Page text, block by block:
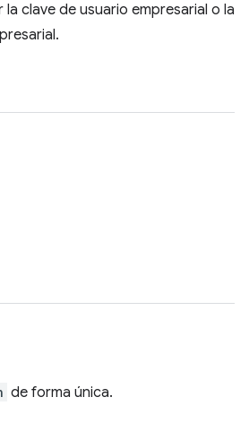
la clave de usuario empresarial o la
de forma única.